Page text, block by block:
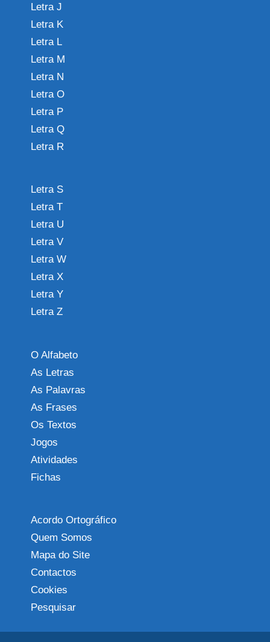
Letra J
Letra K
Letra L
Letra M
Letra N
Letra O
Letra P
Letra Q
Letra R
Letra S
Letra T
Letra U
Letra V
Letra W
Letra X
Letra Y
Letra Z
O Alfabeto
As Letras
As Palavras
As Frases
Os Textos
Jogos
Atividades
Fichas
Acordo Ortográfico
Quem Somos
Mapa do Site
Contactos
Cookies
Pesquisar